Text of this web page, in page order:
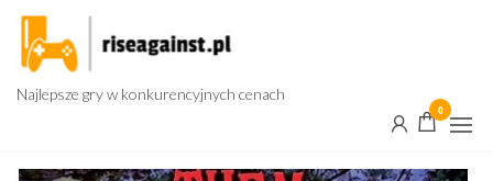
Przejdź
treści
Najlepsze gry w konkurencyjnych cenach
0